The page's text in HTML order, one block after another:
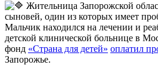
Жительница Запорожской
сыновей, один из которых имеет
Мальчик находился на лечении и
детской клинической больнице в
фонд «Страна для детей» оплатил
Запорожье.